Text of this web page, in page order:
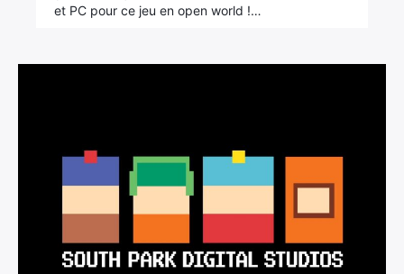
et PC pour ce jeu en open world !…